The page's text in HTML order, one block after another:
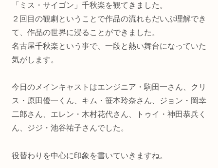
「ミス・サイゴン」千秋楽を観てきました。
２回目の観劇ということで作品の流れもだいぶ理解でき
て、作品の世界に浸ることができました。
名古屋千秋楽という事で、一段と熱い舞台になっていた
気がします。
今日のメインキャストはエンジニア・駒田一さん、クリ
ス・原田優一くん、キム・笹本玲奈さん、ジョン・岡幸
二郎さん、エレン・木村花代さん、トゥイ・神田恭兵く
ん、ジジ・池谷祐子さんでした。
役替わりを中心に印象を書いていきますね。